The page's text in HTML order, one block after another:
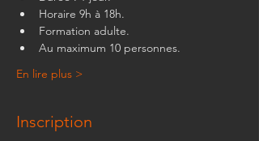
Horaire 9h à 18h.
Formation adulte.
Au maximum 10 personnes.
En lire plus >
Inscription